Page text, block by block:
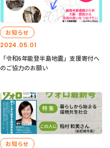
2024.05.01
お知らせ
「令和6年能登半島地震」支援寄付へ
のご協力のお願い
お知らせ